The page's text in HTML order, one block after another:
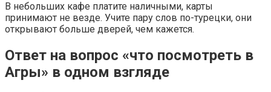
В небольших кафе платите наличными, карты
принимают не везде. Учите пару слов по-турецки, они
открывают больше дверей, чем кажется.
Ответ на вопрос «что посмотреть в
Агры» в одном взгляде